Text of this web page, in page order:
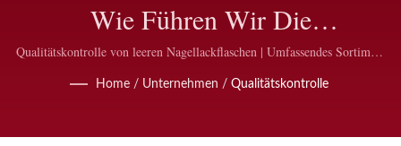
Wie Führen Wir Die
Qualitätskontrolle Durch? |
Lieferant Für Individuell
Qualitätskontrolle von leeren Nagellackflaschen | Umfassendes Sortiment
Home / Unternehmen / Qualitätskontrolle